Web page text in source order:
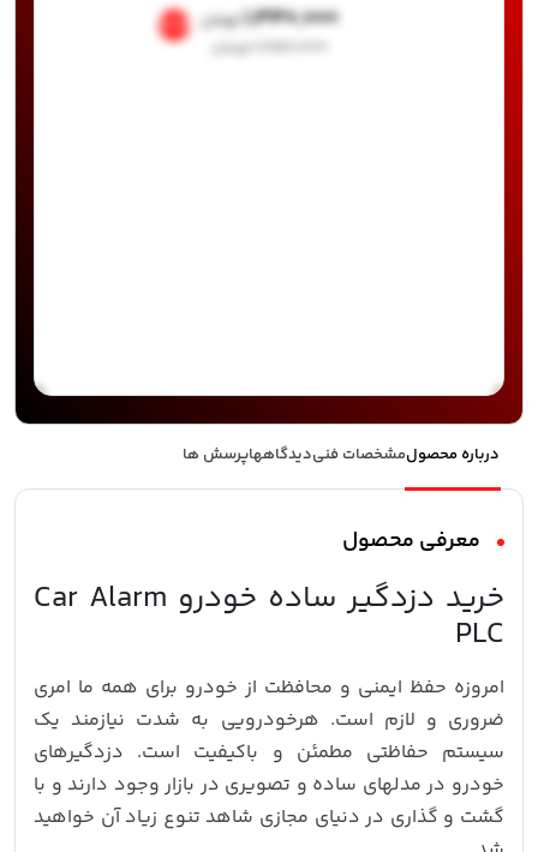
۱,۳۳۰,۰۰۰تومان
۱,۷۵۰,۰۰۰ تومان
%24
درباره محصولمشخصات فنیدیدگاههاپرسش ها
معرفی محصول
خرید دزدگیر ساده خودرو Car Alarm
PLC
امروزه حفظ ایمنی و محافظت از خودرو برای همه ما امری
ضروری و لازم است. هرخودرویی به شدت نیازمند یک
سیستم حفاظتی مطمئن و باکیفیت است. دزدگیرهای
خودرو در مدلهای ساده و تصویری در بازار وجود دارند و با
گشت و گذاری در دنیای مجازی شاهد تنوع زیاد آن خواهید